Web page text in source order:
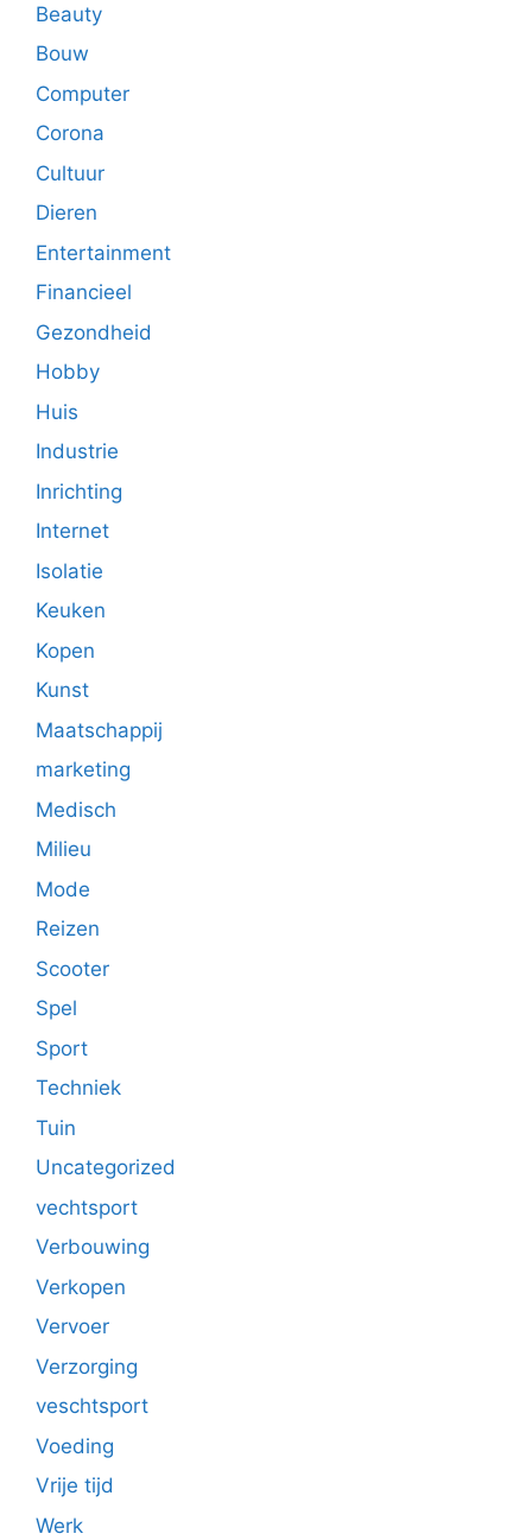
Beauty
Bouw
Computer
Corona
Cultuur
Dieren
Entertainment
Financieel
Gezondheid
Hobby
Huis
Industrie
Inrichting
Internet
Isolatie
Keuken
Kopen
Kunst
Maatschappij
marketing
Medisch
Milieu
Mode
Reizen
Scooter
Spel
Sport
Techniek
Tuin
Uncategorized
vechtsport
Verbouwing
Verkopen
Vervoer
Verzorging
veschtsport
Voeding
Vrije tijd
Werk